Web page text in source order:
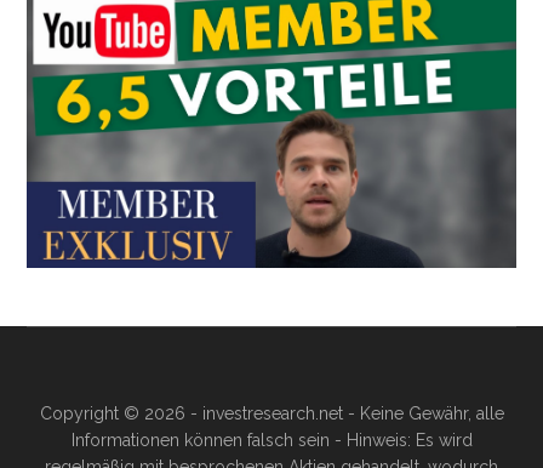
Copyright © 2026 - investresearch.net - Keine Gewähr, alle
Informationen können falsch sein - Hinweis: Es wird